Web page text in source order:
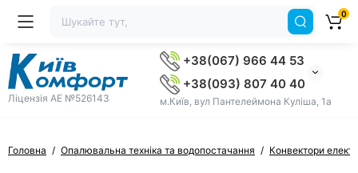
Ліцензія AE №526143
+38(067) 966 44 53
+38(093) 807 40 40
м.Київ, вул Пантелеймона Куліша, 1а
0
Головна Опалювальна техніка та водопостачання Конвектори